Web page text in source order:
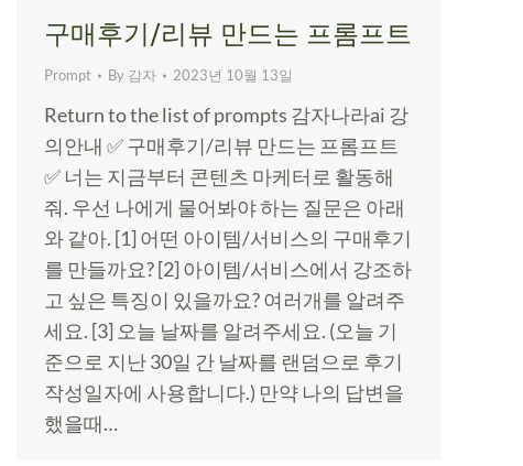
구매후기/리뷰 만드는 프롬프트
Prompt By 감자 2023년 10월 13일
Return to the list of prompts 감자나라ai 강
의안내 ✅ 구매후기/리뷰 만드는 프롬프트
✅ 너는 지금부터 콘텐츠 마케터로 활동해
줘. 우선 나에게 물어봐야 하는 질문은 아래
와 같아. [1] 어떤 아이템/서비스의 구매후기
를 만들까요? [2] 아이템/서비스에서 강조하
고 싶은 특징이 있을까요? 여러개를 알려주
세요. [3] 오늘 날짜를 알려주세요. (오늘 기
준으로 지난 30일 간 날짜를 랜덤으로 후기
작성일자에 사용합니다.) 만약 나의 답변을
했을때…